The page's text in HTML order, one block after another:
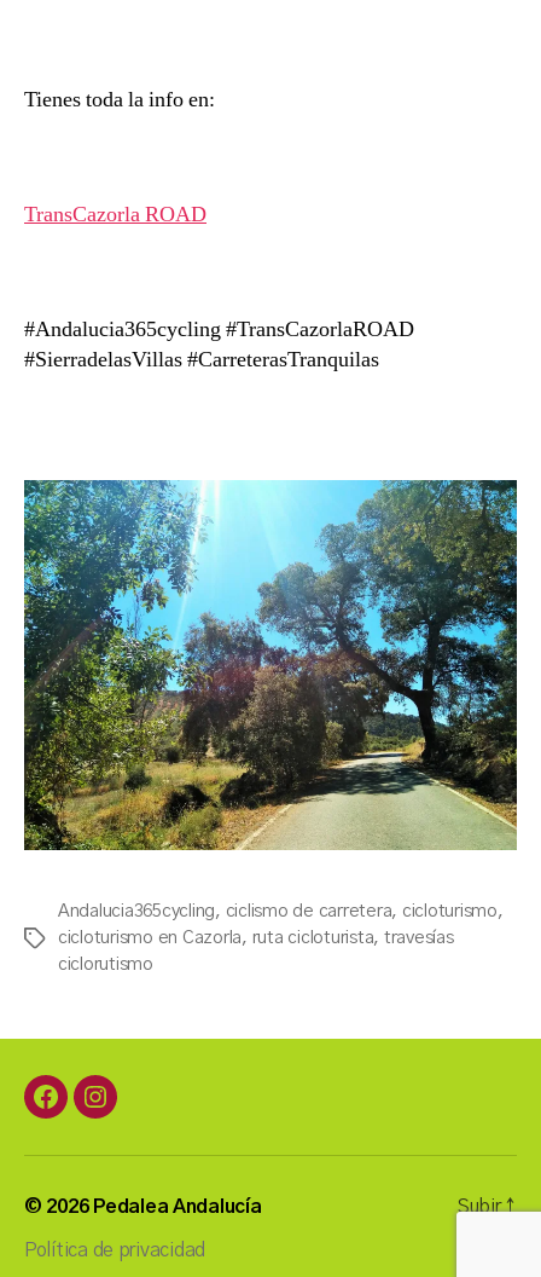
Tienes toda la info en:
TransCazorla ROAD
#Andalucia365cycling #TransCazorlaROAD
#SierradelasVillas #CarreterasTranquilas
Etiquetas
Andalucia365cycling, ciclismo de carretera, cicloturismo,
cicloturismo en Cazorla, ruta cicloturista, travesías
ciclorutismo
FacebookInstagram
© 2026 Pedalea Andalucía
Política de privacidad
Subir↑